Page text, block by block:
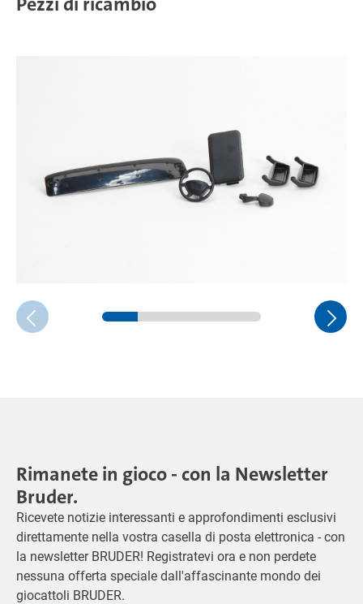
Rimanete in gioco - con la Newsletter
Bruder.
Ricevete notizie interessanti e approfondimenti esclusivi
direttamente nella vostra casella di posta elettronica - con
la newsletter BRUDER! Registratevi ora e non perdete
nessuna offerta speciale dall'affascinante mondo dei
giocattoli BRUDER.